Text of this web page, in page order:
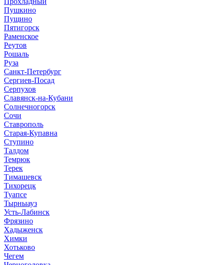
Пушкино
Пущино
Пятигорск
Раменское
Реутов
Рошаль
Руза
Санкт-Петербург
Сергиев-Посад
Серпухов
Славянск-на-Кубани
Солнечногорск
Сочи
Ставрополь
Старая-Купавна
Ступино
Талдом
Темрюк
Терек
Тимашевск
Тихорецк
Туапсе
Тырныауз
Усть-Лабинск
Фрязино
Хадыженск
Химки
Хотьково
Чегем